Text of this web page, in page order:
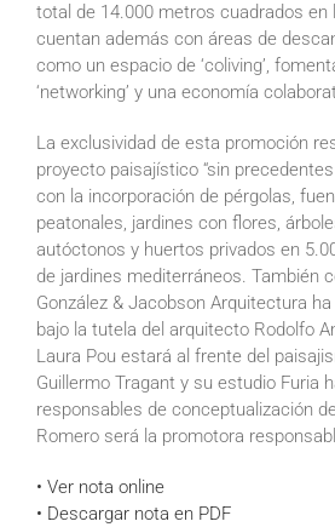
total de 14.000 metros cuadrados en
cuentan además con áreas de
como un espacio de ‘coliving’,
‘networking’ y una economía
La exclusividad de esta promoción
proyecto paisajístico “sin
con la incorporación de pérgolas,
peatonales, jardines con flores,
autóctonos y huertos privados en
de jardines mediterráneos. También
González & Jacobson Arquitectura
bajo la tutela del arquitecto Rodolfo
Laura Pou estará al frente del
Guillermo Tragant y su estudio Furia
responsables de conceptualización
Romero será la promotora
• Ver nota online
• Descargar nota en PDF